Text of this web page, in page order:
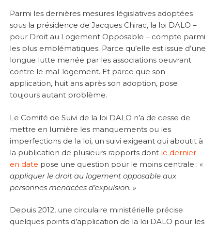
Parmi les dernières mesures législatives adoptées
sous la présidence de Jacques Chirac, la loi DALO –
pour Droit au Logement Opposable – compte parmi
les plus emblématiques. Parce qu’elle est issue d’une
longue lutte menée par les associations oeuvrant
contre le mal-logement. Et parce que son
application, huit ans après son adoption, pose
toujours autant problème.
Le Comité de Suivi de la loi DALO n’a de cesse de
mettre en lumière les manquements ou les
imperfections de la loi, un suivi exigeant qui aboutit à
la publication de plusieurs rapports dont le dernier
en date pose une question pour le moins centrale : «
appliquer le droit au logement opposable aux
personnes menacées d’expulsion. »
Depuis 2012, une circulaire ministérielle précise
quelques points d’application de la loi DALO pour les